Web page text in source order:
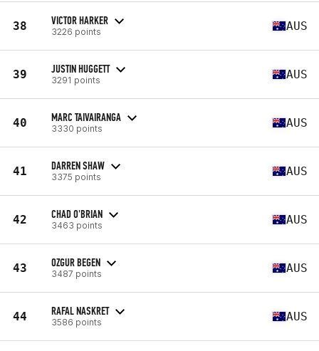
38 VICTOR HARKER
3226 points AUS
39 JUSTIN HUGGETT
3291 points AUS
40 MARC TAIVAIRANGA
3330 points AUS
41 DARREN SHAW
3375 points AUS
42 CHAD O'BRIAN
3463 points AUS
43 OZGUR BEGEN
3487 points AUS
44 RAFAL NASKRET
3586 points AUS